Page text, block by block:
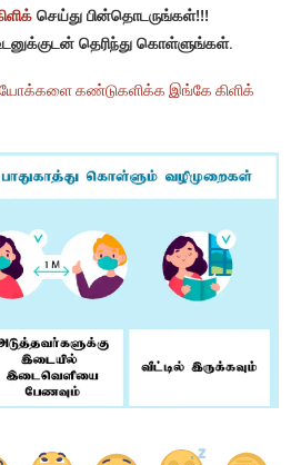
செய்து பின்தொடருங்கள்!!!
தெரிந்து கொள்ளுங்கள்.
கண்டுகளிக்க இங்கே கிளிக்